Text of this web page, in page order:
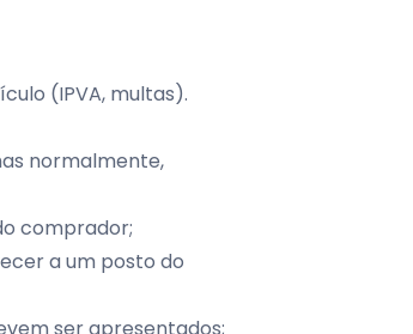
(IPVA, multas).
normalmente,
comprador;
a um posto do